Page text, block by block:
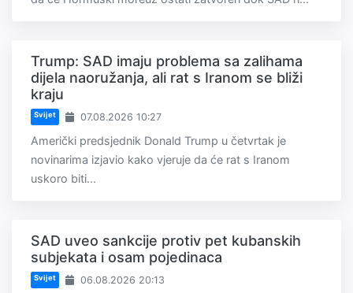
Trump: SAD imaju problema sa zalihama
dijela naoružanja, ali rat s Iranom se bliži
kraju
Svijet 07.08.2026 10:27
Američki predsjednik Donald Trump u četvrtak je
novinarima izjavio kako vjeruje da će rat s Iranom
uskoro biti...
SAD uveo sankcije protiv pet kubanskih
subjekata i osam pojedinaca
Svijet 06.08.2026 20:13